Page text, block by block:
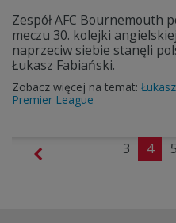
Zespół AFC Bournemouth
meczu 30. kolejki
naprzeciw siebie stanęli
Łukasz Fabiański.
Zobacz więcej na temat:
Premier League
3 4 5